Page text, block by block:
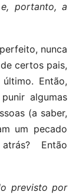
portanto, a
nunca
certos pais,
Então,
algumas
(a saber,
um pecado
Então
previsto por